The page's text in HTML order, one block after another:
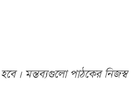
মন্তব্যগুলো পাঠকের নিজস্ব